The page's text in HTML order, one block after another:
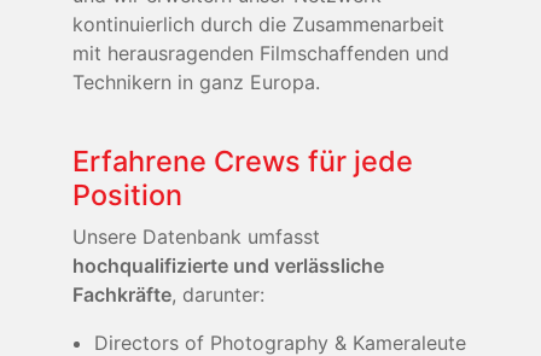
kontinuierlich durch die Zusammenarbeit
mit herausragenden Filmschaffenden und
Technikern in ganz Europa.
Erfahrene Crews für jede
Position
Unsere Datenbank umfasst
hochqualifizierte und verlässliche
Fachkräfte, darunter:
Directors of Photography & Kameraleute